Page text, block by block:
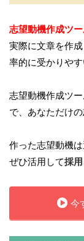
志望動機作成ツ
実際に文章を作
率的に受かりや
志望動機作成ツー
で、あなただけ
作った志望動機
ぜひ活用して採
今